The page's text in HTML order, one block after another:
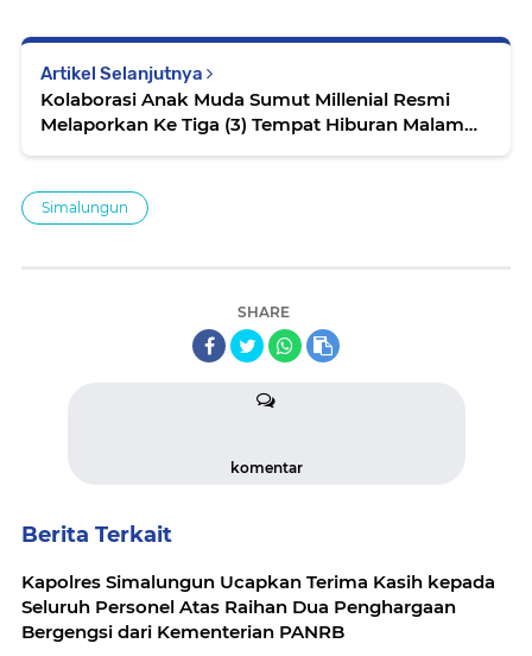
Artikel Selanjutnya
Kolaborasi Anak Muda Sumut Millenial Resmi
Melaporkan Ke Tiga (3) Tempat Hiburan Malam
Simalungun
SHARE
komentar
Berita Terkait
Kapolres Simalungun Ucapkan Terima Kasih kepada
Seluruh Personel Atas Raihan Dua Penghargaan
Bergengsi dari Kementerian PANRB